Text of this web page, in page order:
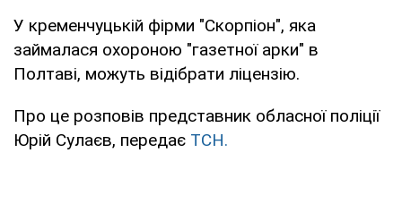
У кременчуцькій фірми "Скорпіон", яка
займалася охороною "газетної арки" в
Полтаві, можуть відібрати ліцензію.
Про це розповів представник обласної поліції
Юрій Сулаєв, передає ТСН.